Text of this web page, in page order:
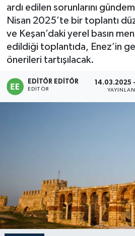
ardı edilen sorunlarını
Nisan 2025’te bir toplantı
ve Keşan’daki yerel basın
edildiği toplantıda, Enez’in
önerileri tartışılacak.
EDITÖR EDITÖR
EDITÖR
14.03.2025
Gündem
Magazin
Sağlık
Siyaset